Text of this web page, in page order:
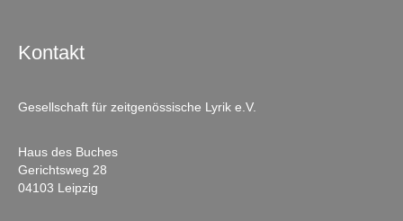
Kontakt
Gesellschaft für zeitgenössische Lyrik e.V.
Haus des Buches
Gerichtsweg 28
04103 Leipzig